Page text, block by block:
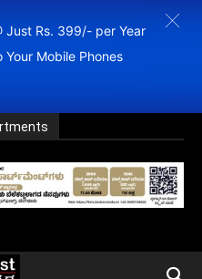
Just Rs. 399/- per Year
Your Mobile Phones